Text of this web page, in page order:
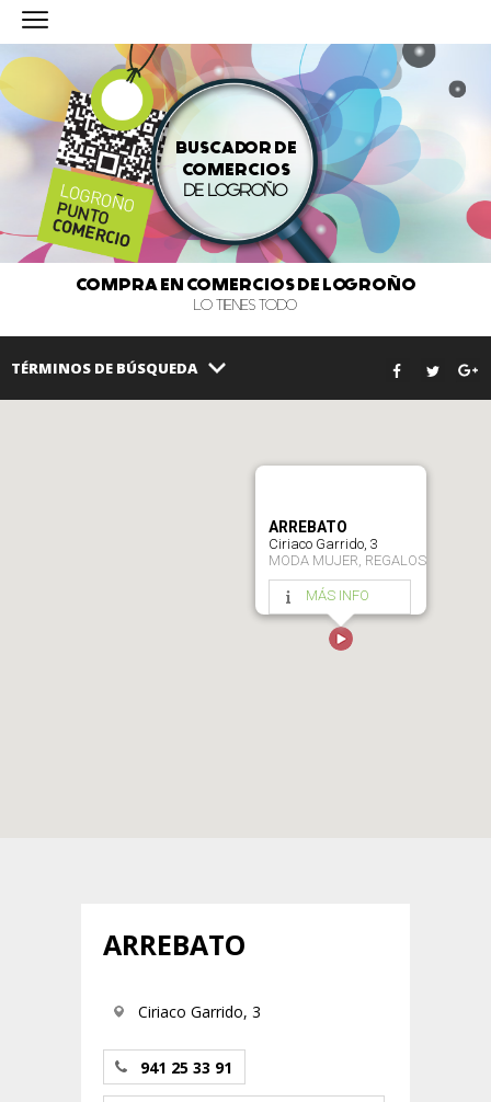
BUSCADOR DE
COMERCIOS
DE LOGROÑO
COMPRA EN COMERCIOS DE LOGROÑO
LO TIENES TODO
TÉRMINOS DE BÚSQUEDA
ARREBATO
Ciriaco Garrido, 3
MODA MUJER, REGALOS
MÁS INFO
ARREBATO
Ciriaco Garrido, 3
941 25 33 91